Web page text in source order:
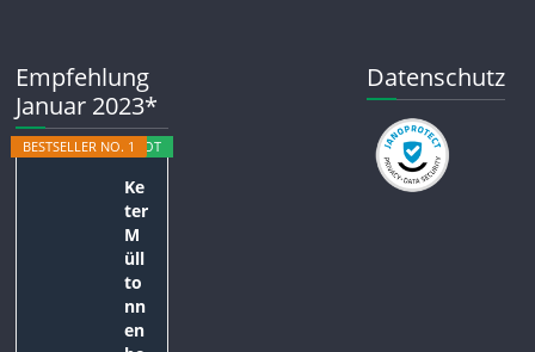
Empfehlung
Januar 2023*
ANGEBOT
BESTSELLER NO. 1
Ke
ter
M
üll
to
nn
en
Datenschutz